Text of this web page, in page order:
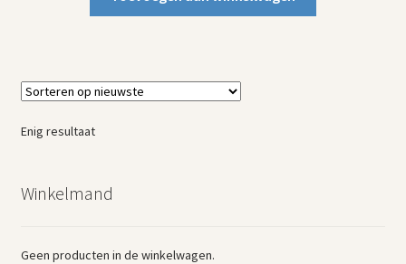
Enig resultaat
Winkelmand
Geen producten in de winkelwagen.